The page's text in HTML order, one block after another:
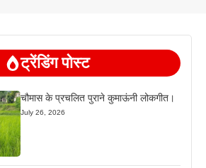
ट्रेंडिंग पोस्ट
चौमास के प्रचलित पुराने कुमाऊंनी लोकगीत।
July 26, 2026